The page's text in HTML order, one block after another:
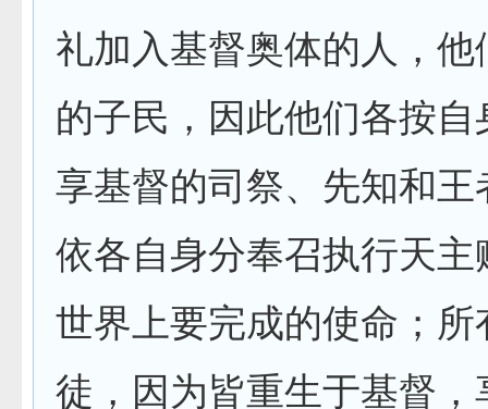
礼加入基督奥体的人，他
的子民，因此他们各按自
享基督的司祭、先知和王
依各自身分奉召执行天主
世界上要完成的使命；所
徒，因为皆重生于基督，